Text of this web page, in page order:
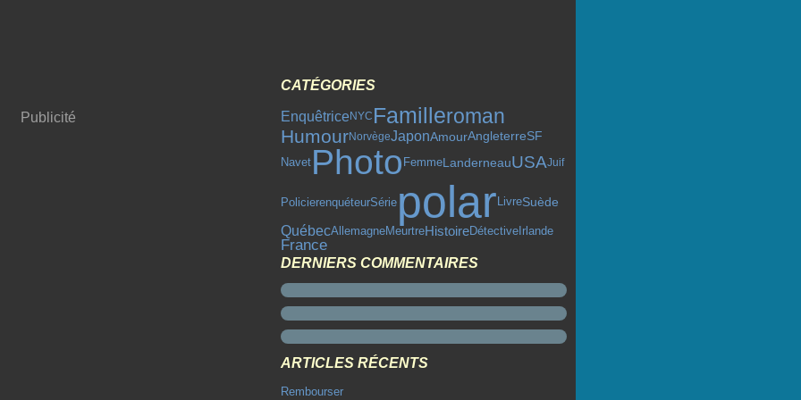
Publicité
CATÉGORIES
EnquêtriceNYC Familleroman
HumourNorvègeJaponAmourAngleterreSF
Navet Photo FemmeLanderneauUSAJuif
PolicierenquéteurSérie polar LivreSuède
QuébecAllemagneMeurtreHistoireDétective Irlande
France
DERNIERS COMMENTAIRES
ARTICLES RÉCENTS
Rembourser